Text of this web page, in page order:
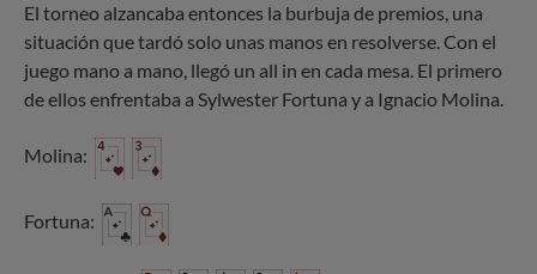
El torneo alzancaba entonces la burbuja de premios, una
situación que tardó solo unas manos en resolverse. Con el
juego mano a mano, llegó un all in en cada mesa. El primero
de ellos enfrentaba a Sylwester Fortuna y a Ignacio Molina.
Molina:
Fortuna: